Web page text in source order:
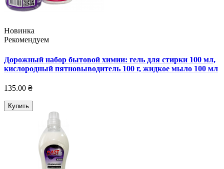
Новинка
Рекомендуем
Дорожный набор бытовой химии: гель для стирки 100 мл,
кислородный пятновыводитель 100 г, жидкое мыло 100 мл
135.00 ₴
Купить